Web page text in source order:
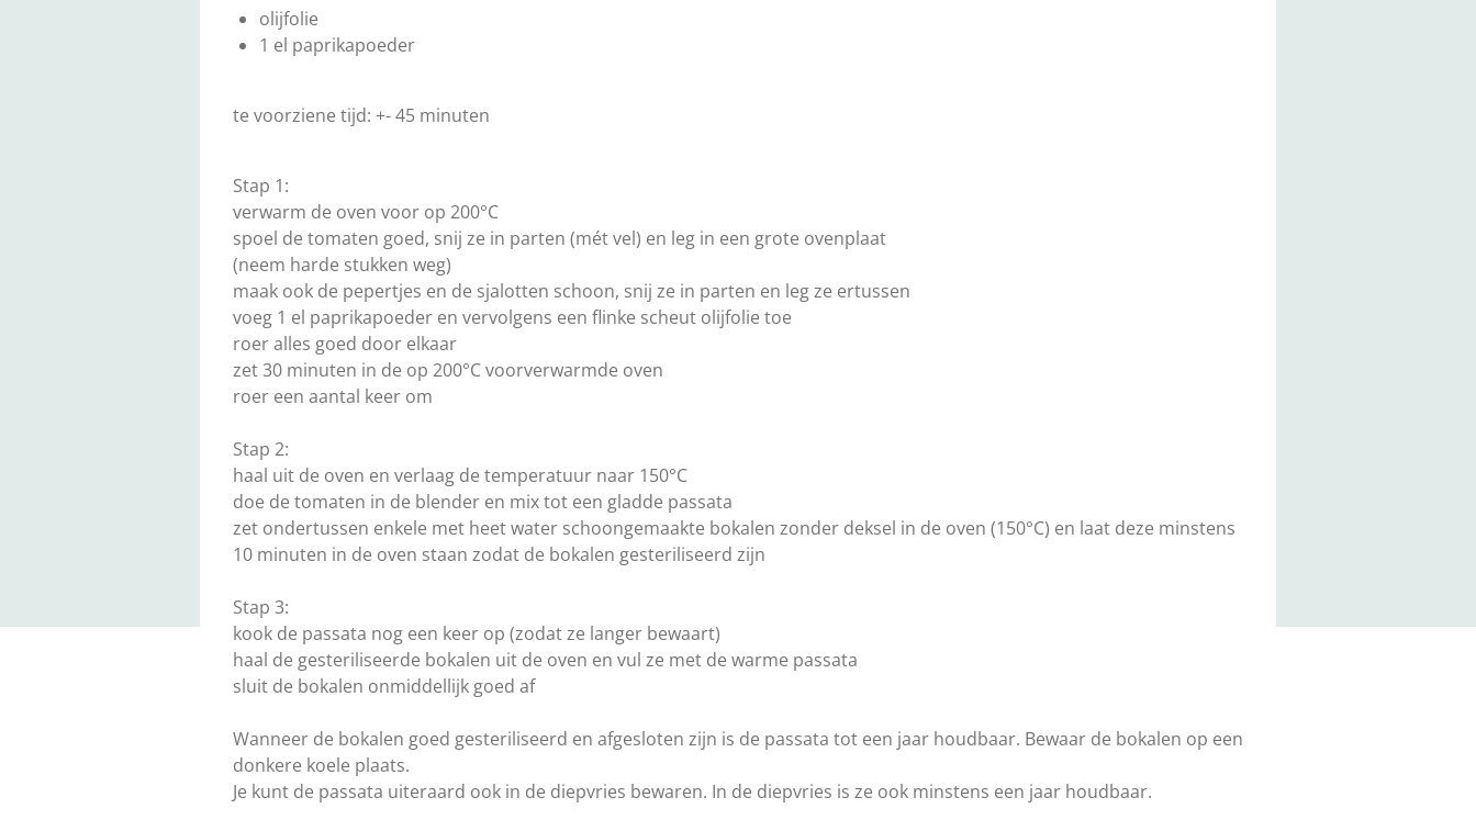
olijfolie
1 el paprikapoeder
te voorziene tijd: +- 45 minuten
Stap 1:
verwarm de oven voor op 200°C
spoel de tomaten goed, snij ze in parten (mét vel) en leg in een grote ovenplaat
(neem harde stukken weg)
maak ook de pepertjes en de sjalotten schoon, snij ze in parten en leg ze ertussen
voeg 1 el paprikapoeder en vervolgens een flinke scheut olijfolie toe
roer alles goed door elkaar
zet 30 minuten in de op 200°C voorverwarmde oven
roer een aantal keer om
Stap 2:
haal uit de oven en verlaag de temperatuur naar 150°C
doe de tomaten in de blender en mix tot een gladde passata
zet ondertussen enkele met heet water schoongemaakte bokalen zonder deksel in de oven (150°C) en laat deze minstens
10 minuten in de oven staan zodat de bokalen gesteriliseerd zijn
Stap 3:
kook de passata nog een keer op (zodat ze langer bewaart)
haal de gesteriliseerde bokalen uit de oven en vul ze met de warme passata
sluit de bokalen onmiddellijk goed af
Wanneer de bokalen goed gesteriliseerd en afgesloten zijn is de passata tot een jaar houdbaar. Bewaar de bokalen op een
donkere koele plaats.
Je kunt de passata uiteraard ook in de diepvries bewaren. In de diepvries is ze ook minstens een jaar houdbaar.